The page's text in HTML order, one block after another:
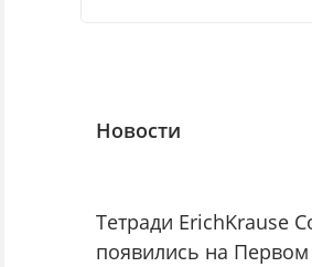
Новости
Тетради ErichKrause
появились на Первом